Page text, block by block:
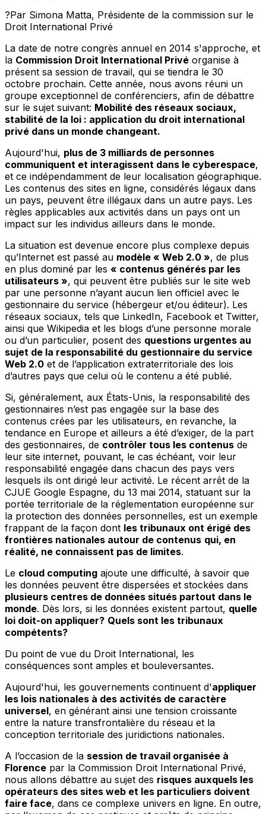
?Par Simona Matta, Présidente de la commission sur le
Droit International Privé
La date de notre congrès annuel en 2014 s'approche, et
la Commission Droit International Privé organise à
présent sa session de travail, qui se tiendra le 30
octobre prochain. Cette année, nous avons réuni un
groupe exceptionnel de conférenciers, afin de débattre
sur le sujet suivant: Mobilité des réseaux sociaux,
stabilité de la loi : application du droit international
privé dans un monde changeant.
Aujourd'hui, plus de 3 milliards de personnes
communiquent et interagissent dans le cyberespace,
et ce indépendamment de leur localisation géographique.
Les contenus des sites en ligne, considérés légaux dans
un pays, peuvent être illégaux dans un autre pays. Les
règles applicables aux activités dans un pays ont un
impact sur les individus ailleurs dans le monde.
La situation est devenue encore plus complexe depuis
qu’Internet est passé au modèle « Web 2.0 », de plus
en plus dominé par les « contenus générés par les
utilisateurs », qui peuvent être publiés sur le site web
par une personne n’ayant aucun lien officiel avec le
gestionnaire du service (hébergeur et/ou éditeur). Les
réseaux sociaux, tels que LinkedIn, Facebook et Twitter,
ainsi que Wikipedia et les blogs d’une personne morale
ou d’un particulier, posent des questions urgentes au
sujet de la responsabilité du gestionnaire du service
Web 2.0 et de l’application extraterritoriale des lois
d’autres pays que celui où le contenu a été publié.
Si, généralement, aux États-Unis, la responsabilité des
gestionnaires n’est pas engagée sur la base des
contenus crées par les utilisateurs, en revanche, la
tendance en Europe et ailleurs a été d’exiger, de la part
des gestionnaires, de contrôler tous les contenus de
leur site internet, pouvant, le cas échéant, voir leur
responsabilité engagée dans chacun des pays vers
lesquels ils ont dirigé leur activité. Le récent arrêt de la
CJUE Google Espagne, du 13 mai 2014, statuant sur la
portée territoriale de la réglementation européenne sur
la protection des données personnelles, est un exemple
frappant de la façon dont les tribunaux ont érigé des
frontières nationales autour de contenus qui, en
réalité, ne connaissent pas de limites.
Le cloud computing ajoute une difficulté, à savoir que
les données peuvent être dispersées et stockées dans
plusieurs centres de données situés partout dans le
monde. Dès lors, si les données existent partout, quelle
loi doit-on appliquer? Quels sont les tribunaux
compétents?
Du point de vue du Droit International, les
conséquences sont amples et bouleversantes.
Aujourd'hui, les gouvernements continuent d'appliquer
les lois nationales à des activités de caractère
universel, en générant ainsi une tension croissante
entre la nature transfrontalière du réseau et la
conception territoriale des juridictions nationales.
A l’occasion de la session de travail organisée à
Florence par la Commission Droit International Privé,
nous allons débattre au sujet des risques auxquels les
opérateurs des sites web et les particuliers doivent
faire face, dans ce complexe univers en ligne. En outre,